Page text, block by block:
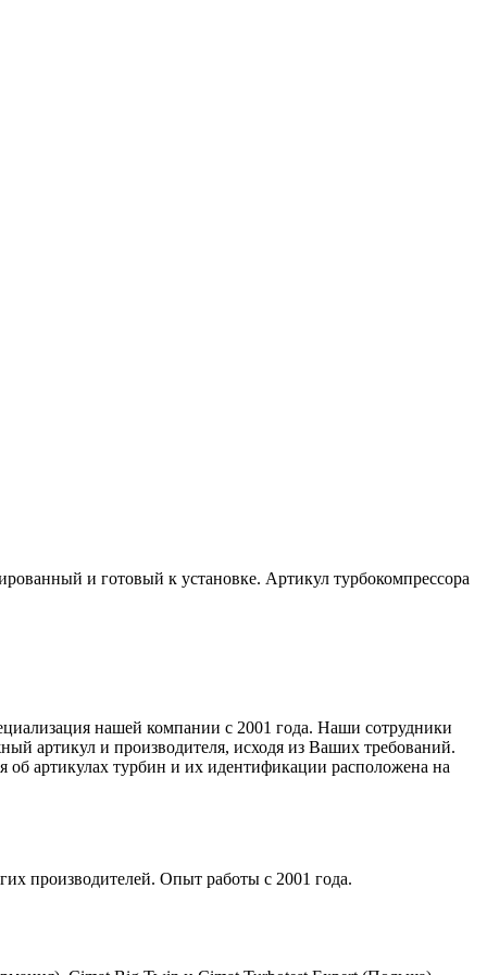
и готовый к установке. Артикул турбокомпрессора
нашей компании с 2001 года. Наши сотрудники
артикул и производителя, исходя из Ваших требований.
артикулах турбин и их идентификации расположена на
производителей. Опыт работы с 2001 года.